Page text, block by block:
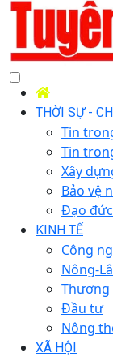
THỜI SỰ -
Tin
Tin
Xây
Bảo vệ
Đạo
KINH TẾ
Công
Nông-
Thương
Đầu tư
Nông
XÃ HỘI